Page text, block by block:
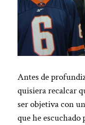
Antes de
quisiera recalcar
ser objetiva con
que he